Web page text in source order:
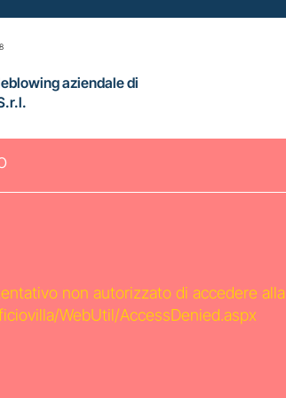
aziendale di
non autorizzato di accedere alla
WebUtil/AccessDenied.aspx